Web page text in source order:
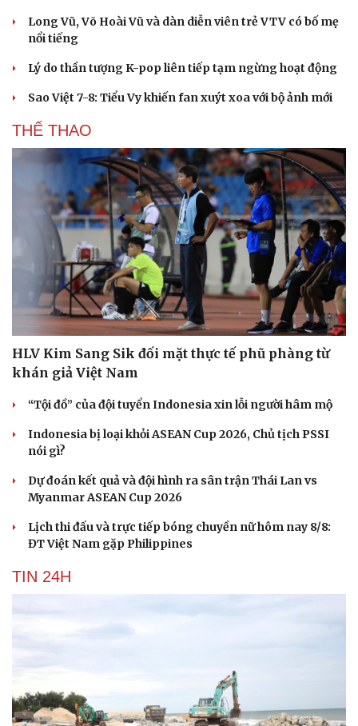
Du lịch
Tư vấn
Săn Tour
check-in
Podcast
Cửa sổ tình yêu
Hạt giống tâm hồn
Long Vũ, Võ Hoài Vũ và dàn diễn viên trẻ VTV có bố mẹ
nổi tiếng
Lý do thần tượng K-pop liên tiếp tạm ngừng hoạt động
Sao Việt 7-8: Tiểu Vy khiến fan xuýt xoa với bộ ảnh mới
THỂ THAO
HLV Kim Sang Sik đối mặt thực tế phũ phàng từ
khán giả Việt Nam
“Tội đồ” của đội tuyển Indonesia xin lỗi người hâm mộ
Indonesia bị loại khỏi ASEAN Cup 2026, Chủ tịch PSSI
nói gì?
Dự đoán kết quả và đội hình ra sân trận Thái Lan vs
Myanmar ASEAN Cup 2026
Lịch thi đấu và trực tiếp bóng chuyền nữ hôm nay 8/8:
ĐT Việt Nam gặp Philippines
TIN 24H